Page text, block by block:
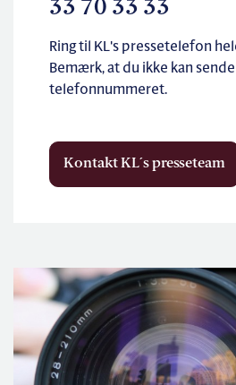
33 70 33 33
Ring til KL's pressetelefon
Bemærk, at du ikke kan
telefonnummeret.
Kontakt KL´s presseteam